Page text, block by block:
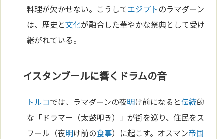
料理が欠かせない。こうしてエジプトのラマダーン
は、歴史と文化が融合した華やかな祭典として受け
継がれている。
イスタンブールに響くドラムの音
トルコでは、ラマダーンの夜明け前になると伝統的
な「ドラマー（太鼓叩き）」が街を巡り、住民をス
フール（夜明け前の食事）に起こす。オスマン帝国